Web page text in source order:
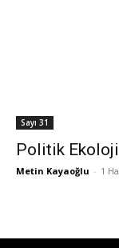
Sayı 31
Politik
Metin Kayaoğlu - 1